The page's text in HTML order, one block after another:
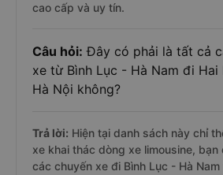
cao cấp và uy tín.
Câu hỏi: Đây có phải là tất cả
xe từ Bình Lục - Hà Nam đi Hai
Hà Nội không?
Trả lời: Hiện tại danh sách này chỉ
xe khai thác dòng xe limousine,
các chuyến xe đi Bình Lục - Hà Nam